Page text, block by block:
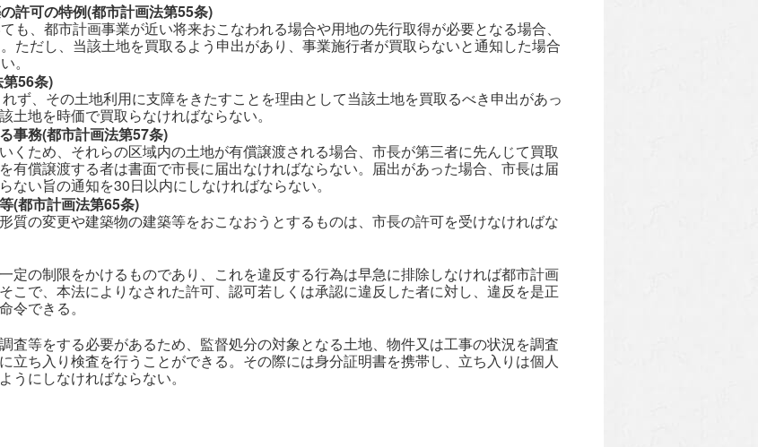
許可の特例(都市計画法第55条)
も、都市計画事業が近い将来おこなわれる場合や用地の先行取得が必要となる場合、
ただし、当該土地を買取るよう申出があり、事業施行者が買取らないと通知した場合
。
56条)
ず、その土地利用に支障をきたすことを理由として当該土地を買取るべき申出があっ
地を時価で買取らなければならない。
事務(都市計画法第57条)
くため、それらの区域内の土地が有償譲渡される場合、市長が第三者に先んじて買取
有償譲渡する者は書面で市長に届出なければならない。届出があった場合、市長は届
ない旨の通知を30日以内にしなければならない。
(都市計画法第65条)
質の変更や建築物の建築等をおこなおうとするものは、市長の許可を受けなければな
定の制限をかけるものであり、これを違反する行為は早急に排除しなければ都市計画
こで、本法によりなされた許可、認可若しくは承認に違反した者に対し、違反を是正
令できる。
査等をする必要があるため、監督処分の対象となる土地、物件又は工事の状況を調査
立ち入り検査を行うことができる。その際には身分証明書を携帯し、立ち入りは個人
うにしなければならない。